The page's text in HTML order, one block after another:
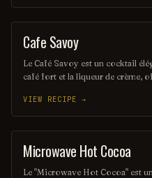
boissons audacieuses. Sa
poudre ajoute une note finale
COFFEE / TEA
Cafe Savoy
Le Café Savoy est un cocktail
café fort et la liqueur de crème,
cette boisson réveille les sens
délicate. Parfait pour une pause
amis.
VIEW RECIPE →
COCOA
Microwave Hot Cocoa
Le "Microwave Hot Cocoa" est